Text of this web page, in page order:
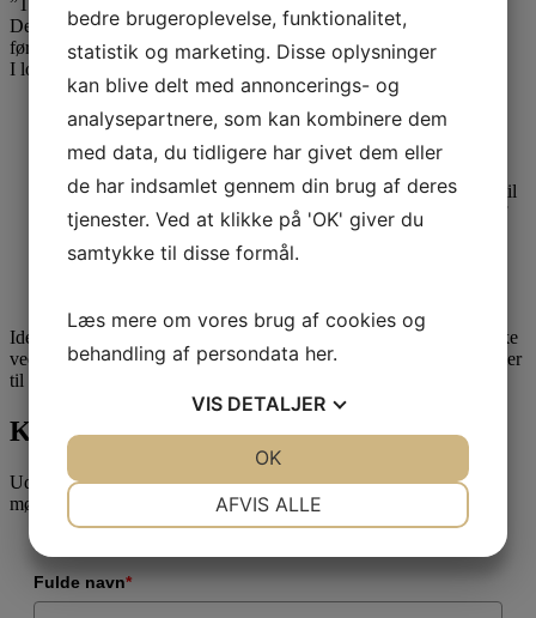
Den kommende lov, der skal have virkning fra 2021, fremsættes
først som forslag i kommende folketingssamlinger.
I lovforslaget vil der formentlig være følgende:
nye satser for ejendomsværdiskat og grundskyld,
indførelse af en rabatordning for ejerboliger,
en permanent indefrysningsordning, hvorefter der ydes lån til
betaling af stigninger i grundskyld og ejendomsværdiskat af
ejerboliger,
Idet lovforslaget endnu ikke er fremsat og derfor i sagens natur ikke
vedtaget, er det usikkert, hvordan den endelige udformning kommer
til at se ud.
Kontakt Attent
Udfyld formularen for at blive kontaktet vedr. et uforpligtende
møde.
Fulde navn*
bedre brugeroplevelse, funktionalitet,
statistik og marketing. Disse oplysninger
kan blive delt med annoncerings- og
analysepartnere, som kan kombinere dem
med data, du tidligere har givet dem eller
de har indsamlet gennem din brug af deres
tjenester. Ved at klikke på 'OK' giver du
samtykke til disse formål.
Læs mere om vores brug af cookies og
behandling af persondata her.
VIS DETALJER
MARKETING
AFVIS ALLE
OK